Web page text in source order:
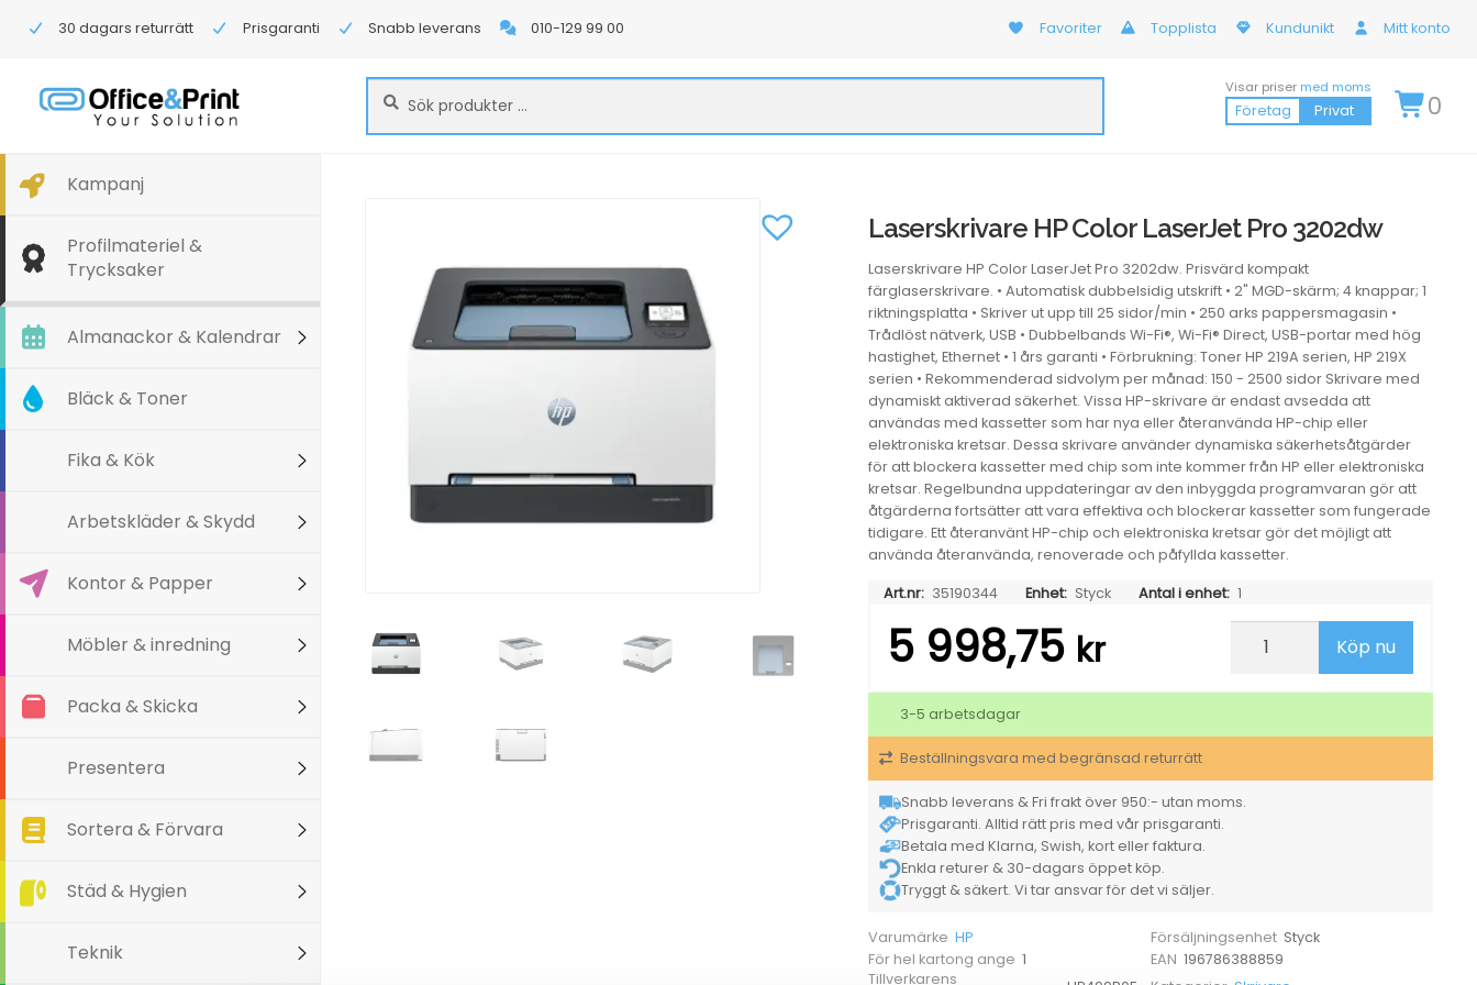
30 dagars returrätt Prisgaranti Snabb leverans 010-129 99 00 Favoriter Topplista Kundunikt Mitt konto
Sök
efter:
Sök Visar priser med moms
Företag Privat 0
Kampanj
Profilmateriel &
Trycksaker
Almanackor & Kalendrar
Bläck & Toner
Fika & Kök
Arbetskläder & Skydd
Kontor & Papper
Möbler & inredning
Packa & Skicka
Presentera
Sortera & Förvara
Städ & Hygien
Teknik
Laserskrivare HP Color LaserJet Pro 3202dw
Laserskrivare HP Color LaserJet Pro 3202dw. Prisvärd kompakt
färglaserskrivare. • Automatisk dubbelsidig utskrift • 2" MGD-skärm; 4 knappar; 1
riktningsplatta • Skriver ut upp till 25 sidor/min • 250 arks pappersmagasin •
Trådlöst nätverk, USB • Dubbelbands Wi-Fi®, Wi-Fi® Direct, USB-portar med hög
hastighet, Ethernet • 1 års garanti • Förbrukning: Toner HP 219A serien, HP 219X
serien • Rekommenderad sidvolym per månad: 150 - 2500 sidor Skrivare med
dynamiskt aktiverad säkerhet. Vissa HP-skrivare är endast avsedda att
användas med kassetter som har nya eller återanvända HP-chip eller
elektroniska kretsar. Dessa skrivare använder dynamiska säkerhetsåtgärder
för att blockera kassetter med chip som inte kommer från HP eller elektroniska
kretsar. Regelbundna uppdateringar av den inbyggda programvaran gör att
åtgärderna fortsätter att vara effektiva och blockerar kassetter som fungerade
tidigare. Ett återanvänt HP-chip och elektroniska kretsar gör det möjligt att
använda återanvända, renoverade och påfyllda kassetter.
Art.nr: 35190344 Enhet: Styck Antal i enhet: 1
5 998,75 kr
Laserskrivare
LaserJet
3202dw
Köp nu
3-5 arbetsdagar
Beställningsvara med begränsad returrätt
Snabb leverans & Fri frakt över 950:- utan moms.
Prisgaranti. Alltid rätt pris med vår prisgaranti.
Betala med Klarna, Swish, kort eller faktura.
Enkla returer & 30-dagars öppet köp.
Tryggt & säkert. Vi tar ansvar för det vi säljer.
Varumärke HP Försäljningsenhet Styck
För hel kartong ange 1 EAN 196786388859
Tillverkarens